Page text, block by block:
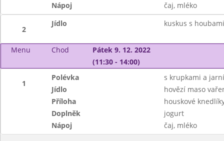
Nápoj
čaj, mléko
2
Jídlo kuskus s houbami
Menu Chod
Pátek 9. 12. 2022
(11:30 - 14:00)
1
Polévka
s krupkami a
Jídlo
hovězí maso
Příloha
houskové
Doplněk
jogurt
Nápoj
čaj, mléko